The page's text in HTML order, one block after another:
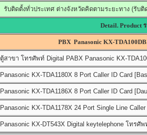
รับติดตั้งทั่วประเทศ ต่างจังหวัดคิดตามระยะทาง (รับ
Detail. Product
PBX Panasonic KX-
ตู้สาขา โทรศัพท์ Digital PABX Panasonic KX-
Panasonic KX-TDA1180X 8 Port Caller ID Card
Panasonic KX-TDA1186X 8 Port Caller ID Card
Panasonic KX-TDA1178X 24 Port Single Line
Panasonic KX-DT543X Digital keytelephone โทร